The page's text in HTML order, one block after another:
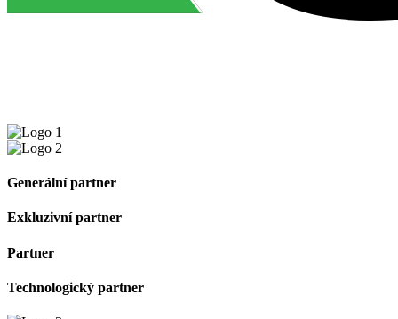
Generální partner
Exkluzivní partner
Partner
Technologický partner